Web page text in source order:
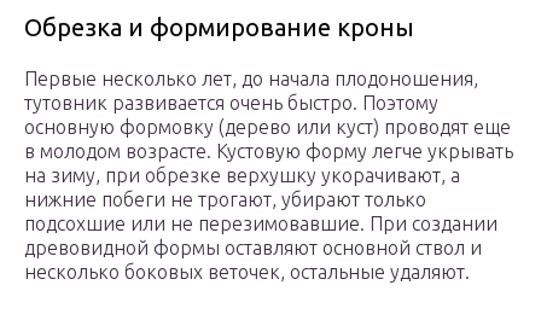
Обрезка и формирование кроны
Первые несколько лет, до начала плодоношения,
тутовник развивается очень быстро. Поэтому
основную формовку (дерево или куст) проводят еще
в молодом возрасте. Кустовую форму легче укрывать
на зиму, при обрезке верхушку укорачивают, а
нижние побеги не трогают, убирают только
подсохшие или не перезимовавшие. При создании
древовидной формы оставляют основной ствол и
несколько боковых веточек, остальные удаляют.